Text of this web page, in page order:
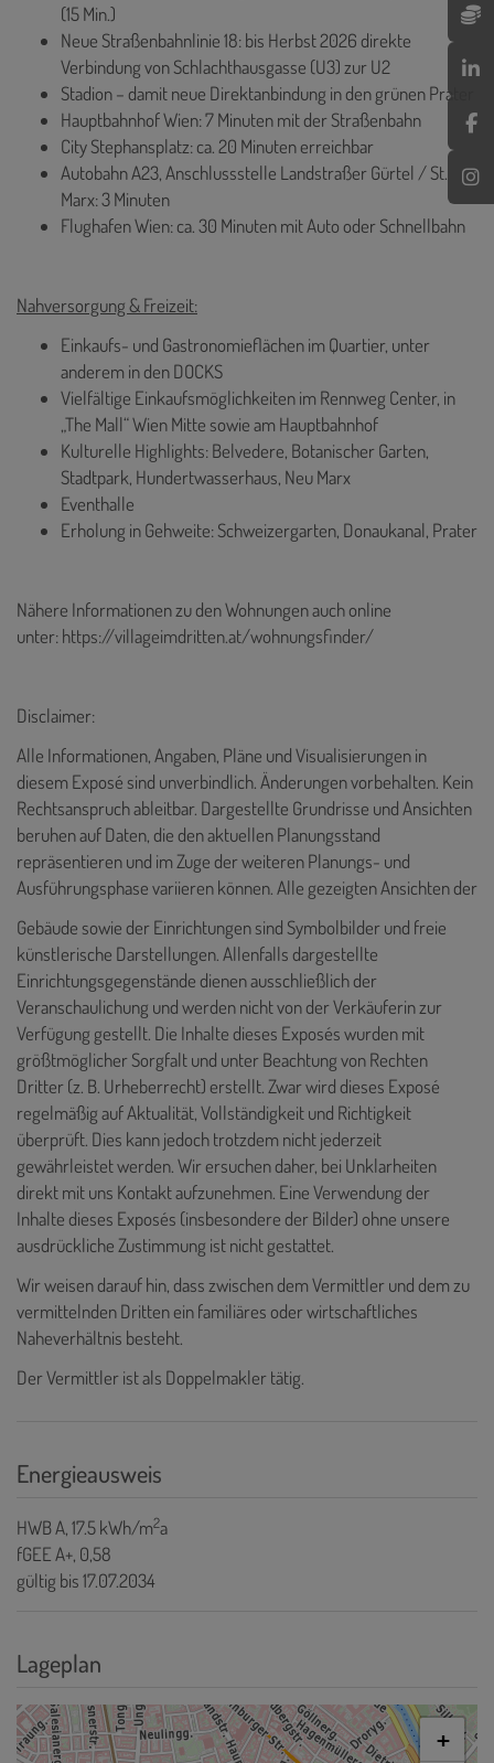
(15 Min.)
Neue Straßenbahnlinie 18: bis Herbst 2026 direkte
Verbindung von Schlachthausgasse (U3) zur U2
Stadion – damit neue Direktanbindung in den grünen Prater
Hauptbahnhof Wien: 7 Minuten mit der Straßenbahn
City Stephansplatz: ca. 20 Minuten erreichbar
Autobahn A23, Anschlussstelle Landstraßer Gürtel / St.
Marx: 3 Minuten
Flughafen Wien: ca. 30 Minuten mit Auto oder Schnellbahn
Nahversorgung & Freizeit:
Einkaufs- und Gastronomieflächen im Quartier, unter
anderem in den DOCKS
Vielfältige Einkaufsmöglichkeiten im Rennweg Center, in
„The Mall“ Wien Mitte sowie am Hauptbahnhof
Kulturelle Highlights: Belvedere, Botanischer Garten,
Stadtpark, Hundertwasserhaus, Neu Marx
Eventhalle
Erholung in Gehweite: Schweizergarten, Donaukanal, Prater
Nähere Informationen zu den Wohnungen auch online
unter:https://villageimdritten.at/wohnungsfinder/
Disclaimer:
Alle Informationen, Angaben, Pläne und Visualisierungen in
diesem Exposé sind unverbindlich. Änderungen vorbehalten. Kein
Rechtsanspruch ableitbar. Dargestellte Grundrisse und Ansichten
beruhen auf Daten, die den aktuellen Planungsstand
repräsentieren und im Zuge der weiteren Planungs- und
Ausführungsphase variieren können. Alle gezeigten Ansichten der
Gebäude sowie der Einrichtungen sind Symbolbilder und freie
künstlerische Darstellungen. Allenfalls dargestellte
Einrichtungsgegenstände dienen ausschließlich der
Veranschaulichung und werden nicht von der Verkäuferin zur
Verfügung gestellt. Die Inhalte dieses Exposéswurden mit
größtmöglicher Sorgfalt und unter Beachtung von Rechten
Dritter (z. B. Urheberrecht) erstellt. Zwar wird dieses Exposé
regelmäßig auf Aktualität, Vollständigkeit und Richtigkeit
überprüft. Dies kann jedoch trotzdem nicht jederzeit
gewährleistet werden. Wir ersuchen daher, bei Unklarheiten
direkt mit uns Kontakt aufzunehmen. Eine Verwendung der
Inhalte dieses Exposés (insbesondere der Bilder) ohne unsere
ausdrückliche Zustimmung ist nicht gestattet.
Wir weisen darauf hin, dass zwischen dem Vermittler und dem zu
vermittelnden Dritten ein familiäres oder wirtschaftliches
Naheverhältnis besteht.
Der Vermittler ist als Doppelmakler tätig.
Energieausweis
HWBA, 17.5 kWh/m2a
fGEEA+, 0,58
gültig bis17.07.2034
Lageplan
+